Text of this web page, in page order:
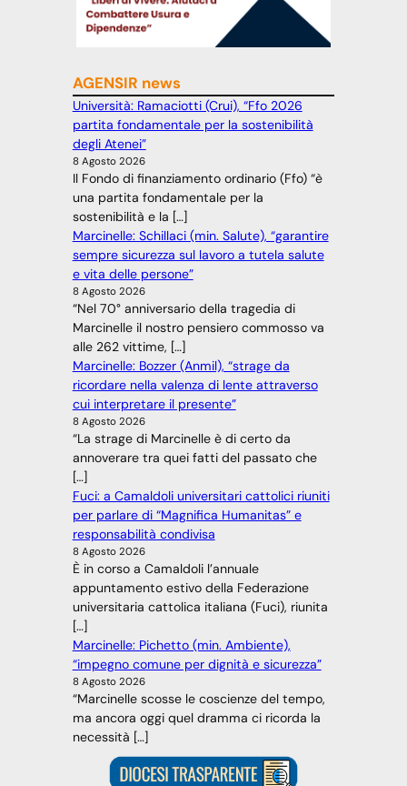
AGENSIR news
Università: Ramaciotti (Crui), “Ffo 2026
partita fondamentale per la sostenibilità
degli Atenei”
8 Agosto 2026
Il Fondo di finanziamento ordinario (Ffo) “è
una partita fondamentale per la
sostenibilità e la […]
Marcinelle: Schillaci (min. Salute), “garantire
sempre sicurezza sul lavoro a tutela salute
e vita delle persone”
8 Agosto 2026
“Nel 70° anniversario della tragedia di
Marcinelle il nostro pensiero commosso va
alle 262 vittime, […]
Marcinelle: Bozzer (Anmil), “strage da
ricordare nella valenza di lente attraverso
cui interpretare il presente”
8 Agosto 2026
“La strage di Marcinelle è di certo da
annoverare tra quei fatti del passato che
[…]
Fuci: a Camaldoli universitari cattolici riuniti
per parlare di “Magnifica Humanitas” e
responsabilità condivisa
8 Agosto 2026
È in corso a Camaldoli l’annuale
appuntamento estivo della Federazione
universitaria cattolica italiana (Fuci), riunita
[…]
Marcinelle: Pichetto (min. Ambiente),
“impegno comune per dignità e sicurezza”
8 Agosto 2026
“Marcinelle scosse le coscienze del tempo,
ma ancora oggi quel dramma ci ricorda la
necessità […]